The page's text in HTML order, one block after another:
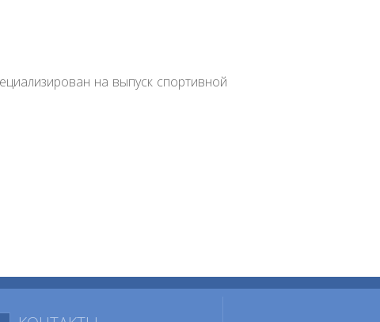
на выпуск спортивной